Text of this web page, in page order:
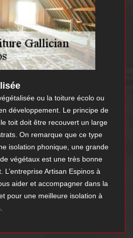
ou la toiture écolo ou
développement. Le principe de
toit doit être recouvert un large
On remarque que ce type
isolation phonique, une grande
végétaux est une très bonne
Artisan Espinos à
aider et accompagner dans la
pour une meilleure isolation à